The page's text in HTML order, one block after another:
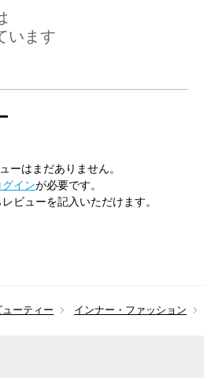
います
ーはまだありません。
グインが必要です。
ビューを記入いただけます。
ーティー インナー・ファッション